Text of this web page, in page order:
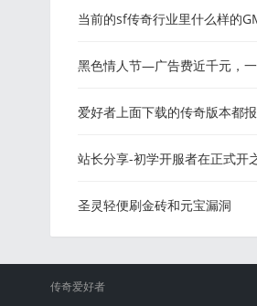
当前的sf传奇行业里什么样的
黑色情人节—广告费近千元，一
爱好者上面下载的传奇版本都
站长分享-初学开服者在正式开
圣灵轻便刷金砖和元宝漏洞
传奇爱好者